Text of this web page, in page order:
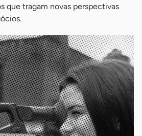
que tragam novas perspectivas